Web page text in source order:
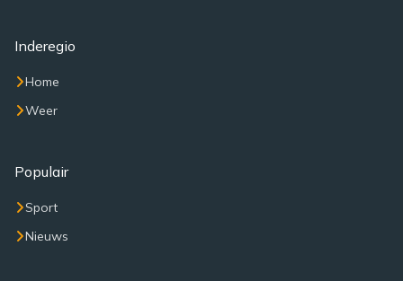
Inderegio
Home
Weer
Populair
Sport
Nieuws